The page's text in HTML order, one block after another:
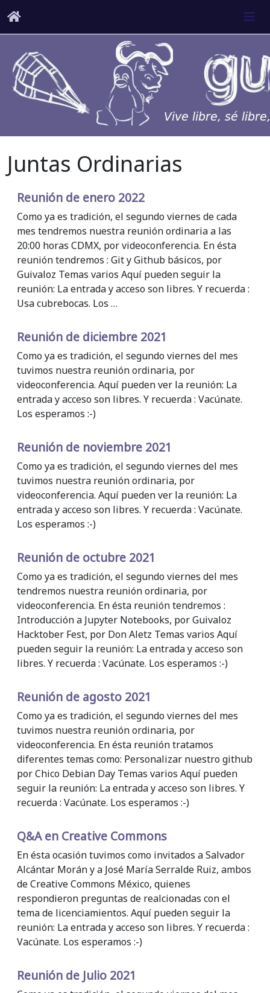
Juntas Ordinarias
Reunión de enero 2022
Como ya es tradición, el segundo viernes de cada
mes tendremos nuestra reunión ordinaria a las
20:00 horas CDMX, por videoconferencia. En ésta
reunión tendremos : Git y Github básicos, por
Guivaloz Temas varios Aquí pueden seguir la
reunión: La entrada y acceso son libres. Y recuerda :
Usa cubrebocas. Los …
Reunión de diciembre 2021
Como ya es tradición, el segundo viernes del mes
tuvimos nuestra reunión ordinaria, por
videoconferencia. Aquí pueden ver la reunión: La
entrada y acceso son libres. Y recuerda : Vacúnate.
Los esperamos :-)
Reunión de noviembre 2021
Como ya es tradición, el segundo viernes del mes
tuvimos nuestra reunión ordinaria, por
videoconferencia. Aquí pueden ver la reunión: La
entrada y acceso son libres. Y recuerda : Vacúnate.
Los esperamos :-)
Reunión de octubre 2021
Como ya es tradición, el segundo viernes del mes
tendremos nuestra reunión ordinaria, por
videoconferencia. En ésta reunión tendremos :
Introducción a Jupyter Notebooks, por Guivaloz
Hacktober Fest, por Don Aletz Temas varios Aquí
pueden seguir la reunión: La entrada y acceso son
libres. Y recuerda : Vacúnate. Los esperamos :-)
Reunión de agosto 2021
Como ya es tradición, el segundo viernes del mes
tuvimos nuestra reunión ordinaria, por
videoconferencia. En ésta reunión tratamos
diferentes temas como: Personalizar nuestro github
por Chico Debian Day Temas varios Aquí pueden
seguir la reunión: La entrada y acceso son libres. Y
recuerda : Vacúnate. Los esperamos :-)
Q&A en Creative Commons
En ésta ocasión tuvimos como invitados a Salvador
Alcántar Morán y a José María Serralde Ruiz, ambos
de Creative Commons México, quienes
respondieron preguntas de realcionadas con el
tema de licenciamientos. Aquí pueden seguir la
reunión: La entrada y acceso son libres. Y recuerda :
Vacúnate. Los esperamos :-)
Reunión de Julio 2021